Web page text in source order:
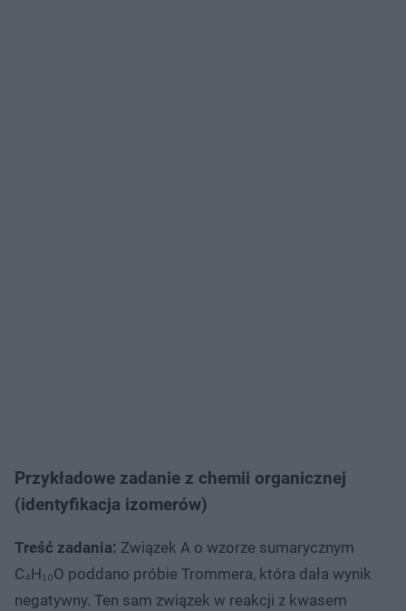
Przykładowe zadanie z chemii organicznej
(identyfikacja izomerów)
Treść zadania: Związek A o wzorze sumarycznym
C₄H₁₀O poddano próbie Trommera, która dała wynik
negatywny. Ten sam związek w reakcji z kwasem